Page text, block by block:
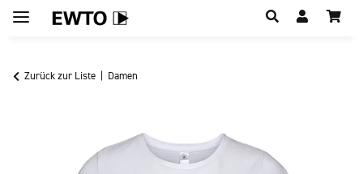
Zurück zur Liste Damen